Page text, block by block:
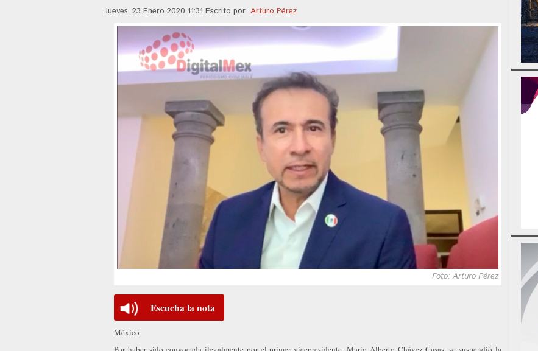
Jueves, 23 Enero 2020 11:31 Escrito por Arturo Pérez
Foto: Arturo Pérez
Escucha la nota
México